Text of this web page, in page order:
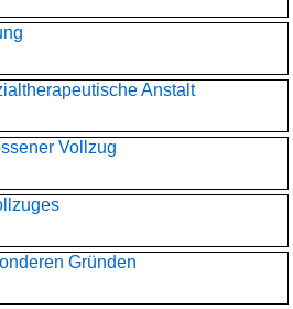
Anstalt
Vollzug
Gründen